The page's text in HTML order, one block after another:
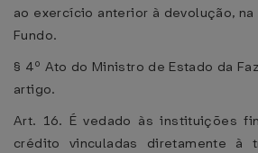
ao exercício anterior à devolução,
Fundo.
§ 4º Ato do Ministro de Estado da
artigo.
Art. 16. É vedado às instituições
crédito vinculadas diretamente à